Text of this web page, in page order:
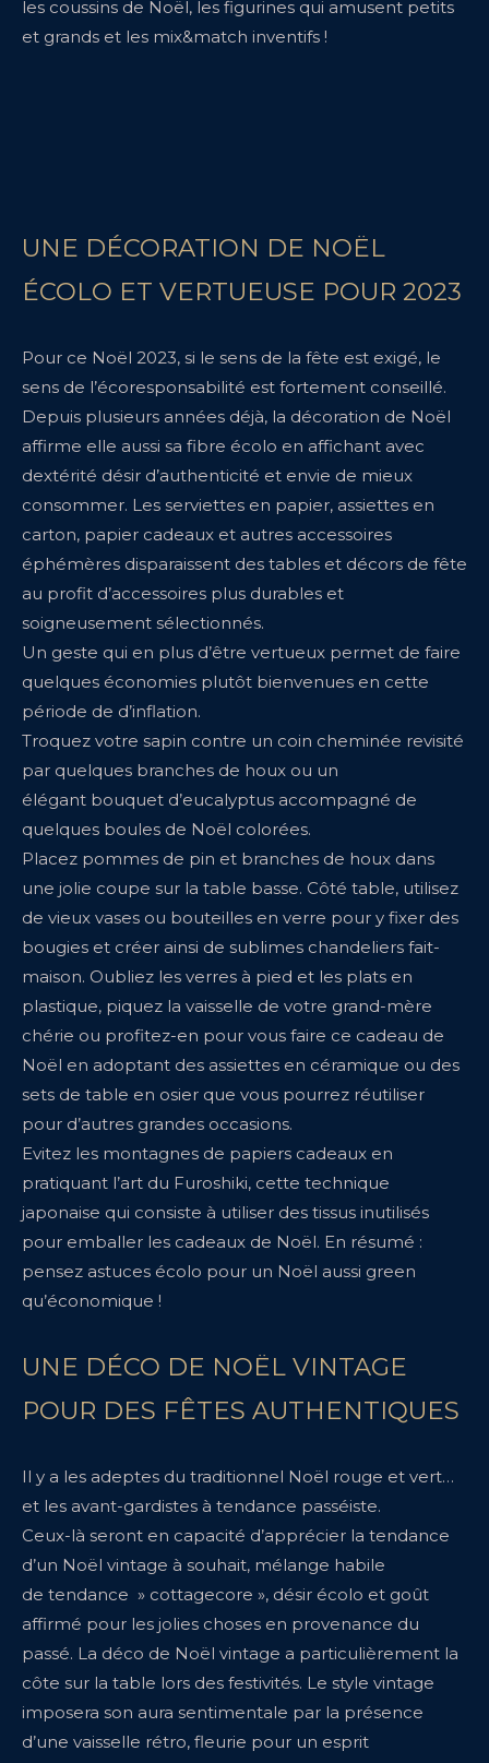
les coussins de Noël, les figurines qui amusent petits
et grands et les mix&match inventifs !
UNE DÉCORATION DE NOËL
ÉCOLO ET VERTUEUSE POUR 2023
Pour ce Noël 2023, si le sens de la fête est exigé, le
sens de l’écoresponsabilité est fortement conseillé.
Depuis plusieurs années déjà, la décoration de Noël
affirme elle aussi sa fibre écolo en affichant avec
dextérité désir d’authenticité et envie de mieux
consommer. Les serviettes en papier, assiettes en
carton, papier cadeaux et autres accessoires
éphémères disparaissent des tables et décors de fête
au profit d’accessoires plus durables et
soigneusement sélectionnés.
Un geste qui en plus d’être vertueux permet de faire
quelques économies plutôt bienvenues en cette
période de d’inflation.
Troquez votre sapin contre un coin cheminée revisité
par quelques branches de houx ou un
élégant bouquet d’eucalyptus accompagné de
quelques boules de Noël colorées.
Placez pommes de pin et branches de houx dans
une jolie coupe sur la table basse. Côté table, utilisez
de vieux vases ou bouteilles en verre pour y fixer des
bougies et créer ainsi de sublimes chandeliers fait-
maison. Oubliez les verres à pied et les plats en
plastique, piquez la vaisselle de votre grand-mère
chérie ou profitez-en pour vous faire ce cadeau de
Noël en adoptant des assiettes en céramique ou des
sets de table en osier que vous pourrez réutiliser
pour d’autres grandes occasions.
Evitez les montagnes de papiers cadeaux en
pratiquant l’art du Furoshiki, cette technique
japonaise qui consiste à utiliser des tissus inutilisés
pour emballer les cadeaux de Noël. En résumé :
pensez astuces écolo pour un Noël aussi green
qu’économique !
UNE DÉCO DE NOËL VINTAGE
POUR DES FÊTES AUTHENTIQUES
Il y a les adeptes du traditionnel Noël rouge et vert…
et les avant-gardistes à tendance passéiste.
Ceux-là seront en capacité d’apprécier la tendance
d’un Noël vintage à souhait, mélange habile
de tendance » cottagecore », désir écolo et goût
affirmé pour les jolies choses en provenance du
passé. La déco de Noël vintage a particulièrement la
côte sur la table lors des festivités. Le style vintage
imposera son aura sentimentale par la présence
d’une vaisselle rétro, fleurie pour un esprit